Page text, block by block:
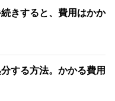
きすると、費用はかか
する方法。かかる費用